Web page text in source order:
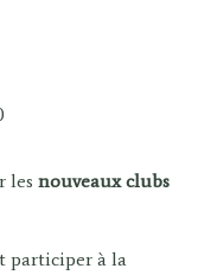
les nouveaux clubs
participer à la